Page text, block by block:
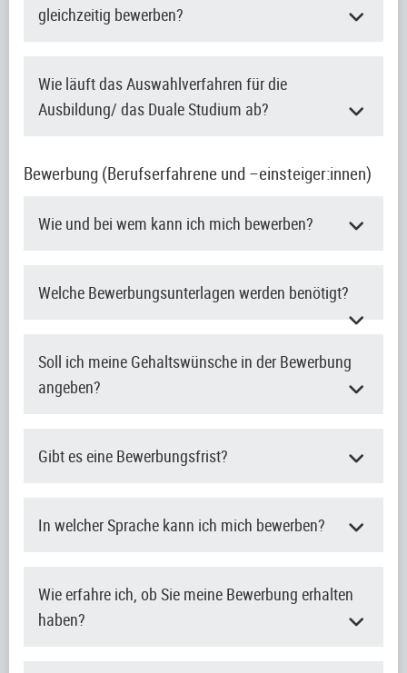
gleichzeitig bewerben?
Wie läuft das Auswahlverfahren für die
Ausbildung/ das Duale Studium ab?
Bewerbung (Berufserfahrene und –einsteiger:innen)
Wie und bei wem kann ich mich bewerben?
Welche Bewerbungsunterlagen werden benötigt?
Soll ich meine Gehaltswünsche in der Bewerbung
angeben?
Gibt es eine Bewerbungsfrist?
In welcher Sprache kann ich mich bewerben?
Wie erfahre ich, ob Sie meine Bewerbung erhalten
haben?